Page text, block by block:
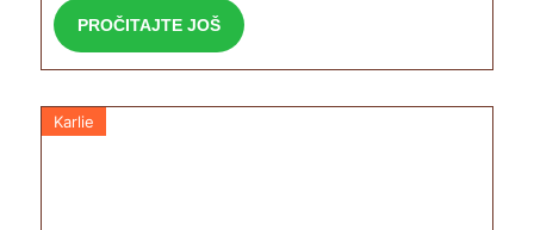
PROČITAJTE JOŠ
Karlie